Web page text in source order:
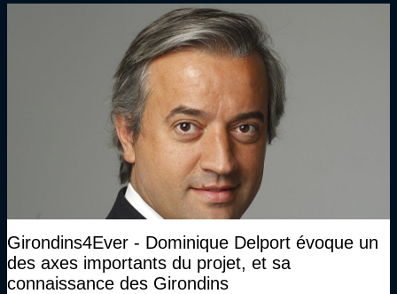
Girondins4Ever - Dominique Delport évoque un
des axes importants du projet, et sa
connaissance des Girondins